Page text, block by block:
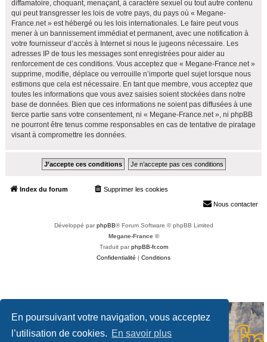
En poursuivant votre navigation, vous acceptez
l’utilisation de cookies. En savoir plus
diffamatoire, choquant, menaçant, à caractère sexuel ou tout autre contenu
qui peut transgresser les lois de votre pays, du pays où « Megane-
France.net » est hébergé ou les lois internationales. Le faire peut vous
mener à un bannissement immédiat et permanent, avec une notification à
votre fournisseur d’accès à Internet si nous le jugeons nécessaire. Les
adresses IP de tous les messages sont enregistrées pour aider au
renforcement de ces conditions. Vous acceptez que « Megane-France.net »
supprime, modifie, déplace ou verrouille n’importe quel sujet lorsque nous
estimons que cela est nécessaire. En tant que membre, vous acceptez que
toutes les informations que vous avez saisies soient stockées dans notre
base de données. Bien que ces informations ne soient pas diffusées à une
tierce partie sans votre consentement, ni « Megane-France.net », ni phpBB
ne pourront être tenus comme responsables en cas de tentative de piratage
visant à compromettre les données.
Index du forum Supprimer les cookies
Nous contacter
Développé parphpBB® Forum Software © phpBB Limited
Megane-France ©
Traduit parphpBB-fr.com
Confidentialité | Conditions